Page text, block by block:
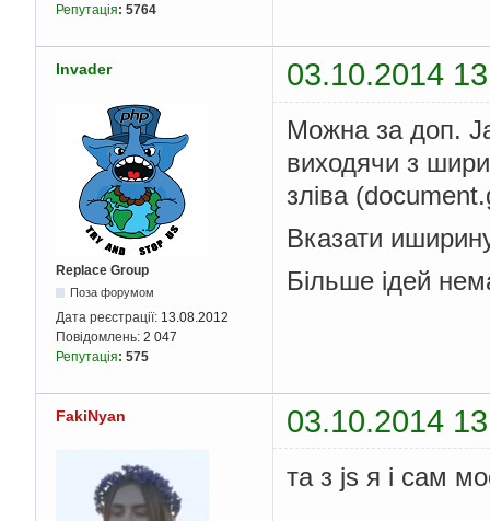
Репутація: 5764
Invader 03.10.2014
Replace Group
Поза форумом
Дата реєстрації: 13.08.2012
Повідомлень: 2 047
Репутація: 575
Можна за доп.
виходячи з
зліва
Вказати
Більше ідей
FakiNyan 03.10.2014
та з js я і сам